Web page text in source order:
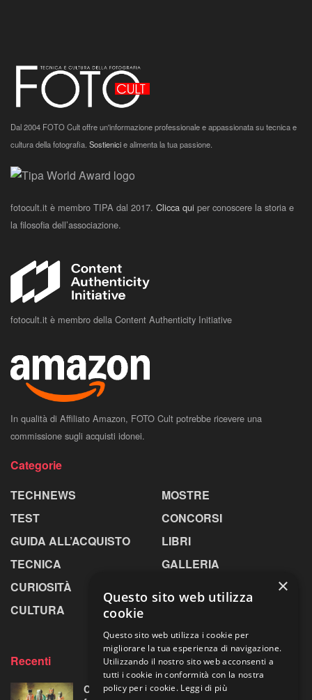
Dal 2004 FOTO Cult offre un'informazione professionale e appassionata su tecnica e
cultura della fotografia. Sostienicie alimenta la tua passione.
fotocult.it è membro TIPA dal 2017. Clicca qui per conoscere la storia e
la filosofia dell’associazione.
fotocult.it è membro della Content Authenticity Initiative
In qualità di Affiliato Amazon, FOTO Cult potrebbe ricevere una
commissione sugli acquisti idonei.
Categorie
TECHNEWS
TEST
GUIDA ALL’ACQUISTO
TECNICA
CURIOSITÀ
CULTURA
MOSTRE
CONCORSI
LIBRI
GALLERIA
Recenti
Centosessantasette candeline per la mostra
×
Questo sito web utilizza
cookie
Questo sito web utilizza i cookie per
migliorare la tua esperienza di navigazione.
Utilizzando il nostro sito web acconsenti a
tutti i cookie in conformità con la nostra
policy per i cookie. Leggi di più